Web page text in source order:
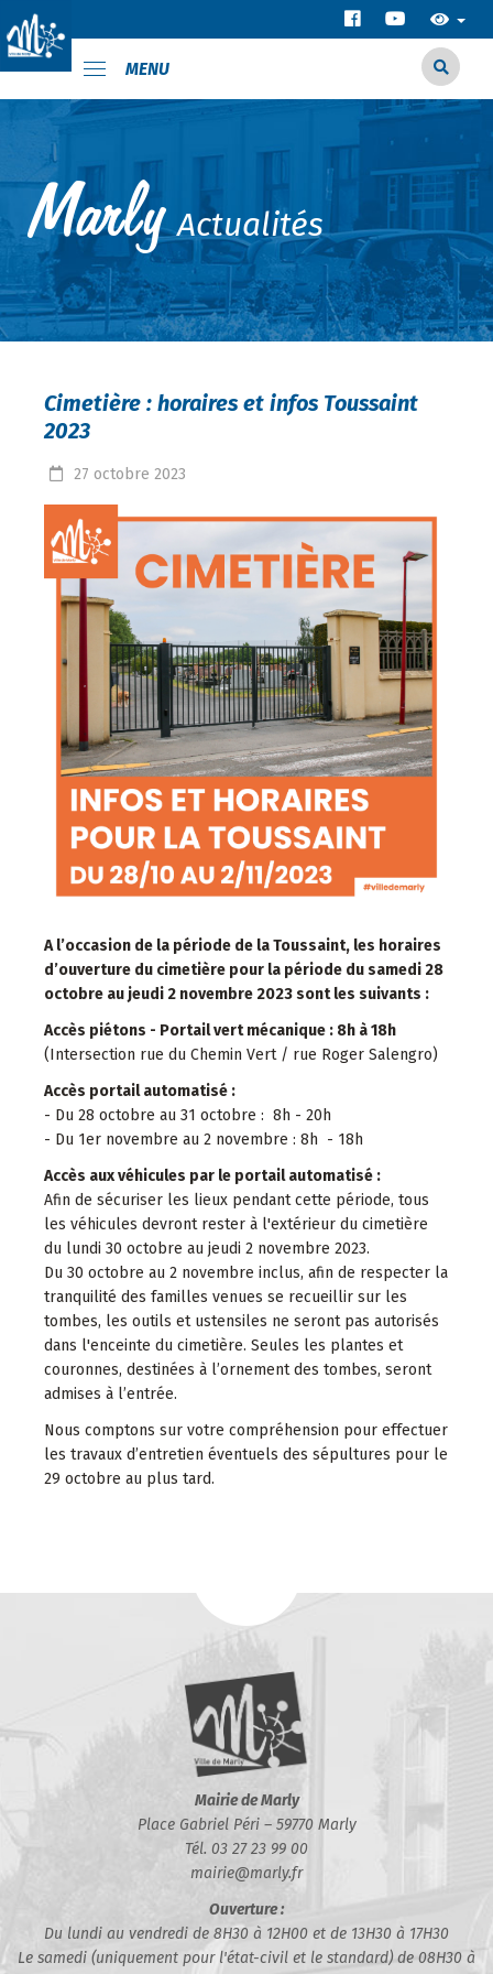
MENU
Actualités
Cimetière : horaires et infos Toussaint
2023
27 octobre 2023
A l’occasion de la période de la Toussaint, les horaires
d’ouverture du cimetière pour la période du samedi 28
octobre au jeudi 2 novembre 2023 sont les suivants :
Accès piétons - Portail vert mécanique : 8h à 18h
(Intersection rue du Chemin Vert / rue Roger Salengro)
Accès portail automatisé :
- Du 28 octobre au 31 octobre : 8h - 20h
- Du 1er novembre au 2 novembre : 8h - 18h
Accès aux véhicules par le portail automatisé :
Afin de sécuriser les lieux pendant cette période, tous
les véhicules devront rester à l'extérieur du cimetière
du lundi 30 octobre au jeudi 2 novembre 2023.
Du 30 octobre au 2 novembre inclus, afin de respecter la
tranquilité des familles venues se recueillir sur les
tombes, les outils et ustensiles ne seront pas autorisés
dans l'enceinte du cimetière. Seules les plantes et
couronnes, destinées à l’ornement des tombes, seront
admises à l’entrée.
Nous comptons sur votre compréhension pour effectuer
les travaux d’entretien éventuels des sépultures pour le
29 octobre au plus tard.
Mairie de Marly
Place Gabriel Péri – 59770 Marly
Tél. 03 27 23 99 00
mairie@marly.fr
Ouverture :
Du lundi au vendredi de 8H30 à 12H00 et de 13H30 à 17H30
Le samedi (uniquement pour l'état-civil et le standard) de 08H30 à